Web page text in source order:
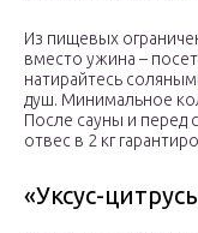
Из пищевых
вместо ужина –
натирайтесь
душ. Минимальное
После сауны и перед
отвес в 2 кг
«Уксус-